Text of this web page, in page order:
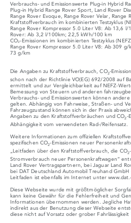
Verbrauchs- und Emissionswerte Plug‑in Hybrid
Plug‑in Hybrid Range Rover Sport, Land Rover
Range Rover Evoque, Range Rover Velar, Range
Kraftstoffverbrauch im kombinierten Testzyklus
Range Rover Kompressor 5.0 Liter V8: Ab 13,6 l/
Rover: Ab 3,2 l/100km; 22,5 kWh/100 km
CO₂-Emissionen im kombinierten Testzyklus
Range Rover Kompressor 5.0 Liter V8: Ab 309
73 g/km
Die Angaben zu Kraftstoffverbrauch, CO2-
schon nach der Richtlinie VO(EG) 692/2008 auf
ermittelt und zur Vergleichbarkeit auf NEFZ-
Bemessung von Steuern und anderen
Verbrauchs- und Emissionswerten können
gelten. Abhängig von Fahrweise, Straßen- und
Fahrzeugzustand können sich in der Praxis
Angaben zu den Kraftstoffverbräuchen und CO2-
Abhängigkeit vom verwendeten Rad-/Reifensatz.
Weitere Informationen zum offiziellen
spezifischen CO2-Emissionen neuer
„Leitfaden über den Kraftstoffverbrauch, die CO2
Stromverbrauch neuer Personenkraftwagen“
Land Rover Vertragspartnern, bei Jaguar Land
bei DAT Deutschland Automobil Treuhand
Leitfaden ist ebenfalls im Internet unter
Diese Webseite wurde mit größtmöglicher
kann keine Gewähr für die Fehlerfreiheit und
Informationen übernommen werden. Jegliche
indirekt aus der Benutzung dieser Webseite
diese nicht auf Vorsatz oder grober